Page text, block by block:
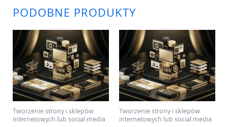
PODOBNE PRODUKTY
Tworzenie strony i sklepów
internetowych lub social media
Tworzenie strony i sklepów
internetowych lub social media